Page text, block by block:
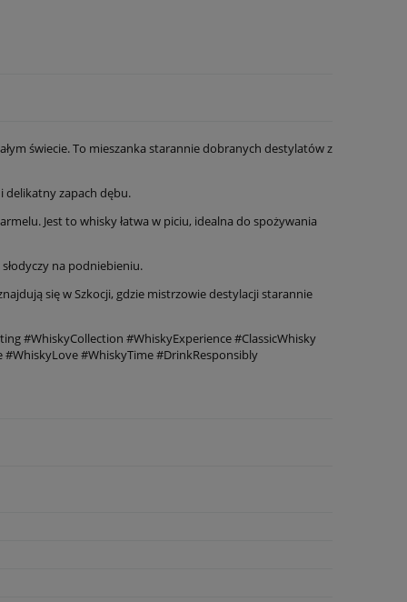
świecie. To mieszanka starannie dobranych destylatów z
delikatny zapach dębu.
Jest to whisky łatwa w piciu, idealna do spożywania
na podniebieniu.
się w Szkocji, gdzie mistrzowie destylacji starannie
#WhiskyCollection #WhiskyExperience #ClassicWhisky
#WhiskyTime #DrinkResponsibly